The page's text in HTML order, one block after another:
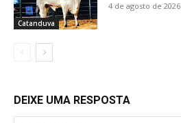
Catanduva
4 de agosto de 2026
DEIXE UMA RESPOSTA